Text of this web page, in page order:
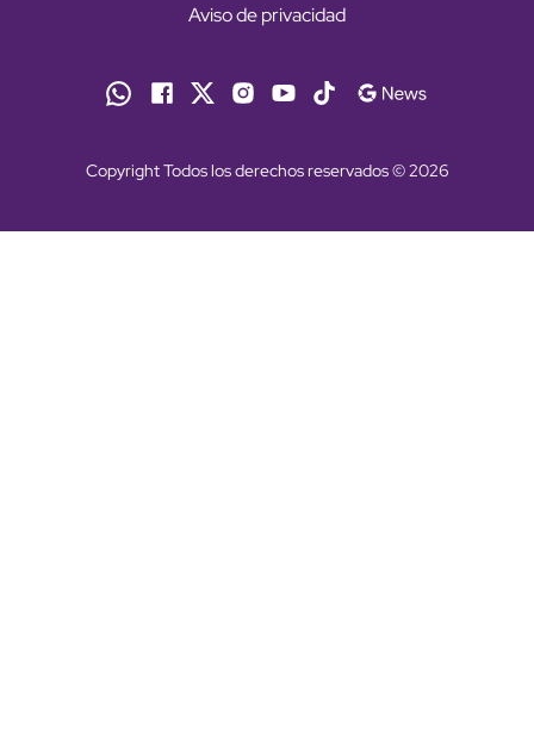
Aviso de privacidad
Copyright Todos los derechos reservados © 2026